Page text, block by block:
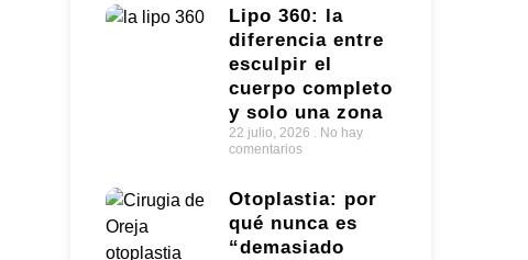
Lipo 360: la
diferencia entre
esculpir el
cuerpo completo
y solo una zona
22 julio, 2026
No hay
comentarios
Otoplastia: por
qué nunca es
“demasiado